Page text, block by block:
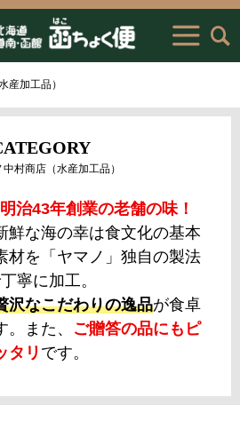
産加工品）
村商店（水産加工品）
治43年創業の老舗の味！
鮮な海の幸は食文化の基本
材を「ヤマノ」独自の製法
寧に加工。
沢なこだわりの逸品が食卓
また、 ご贈答の品にもピ
タリ です。